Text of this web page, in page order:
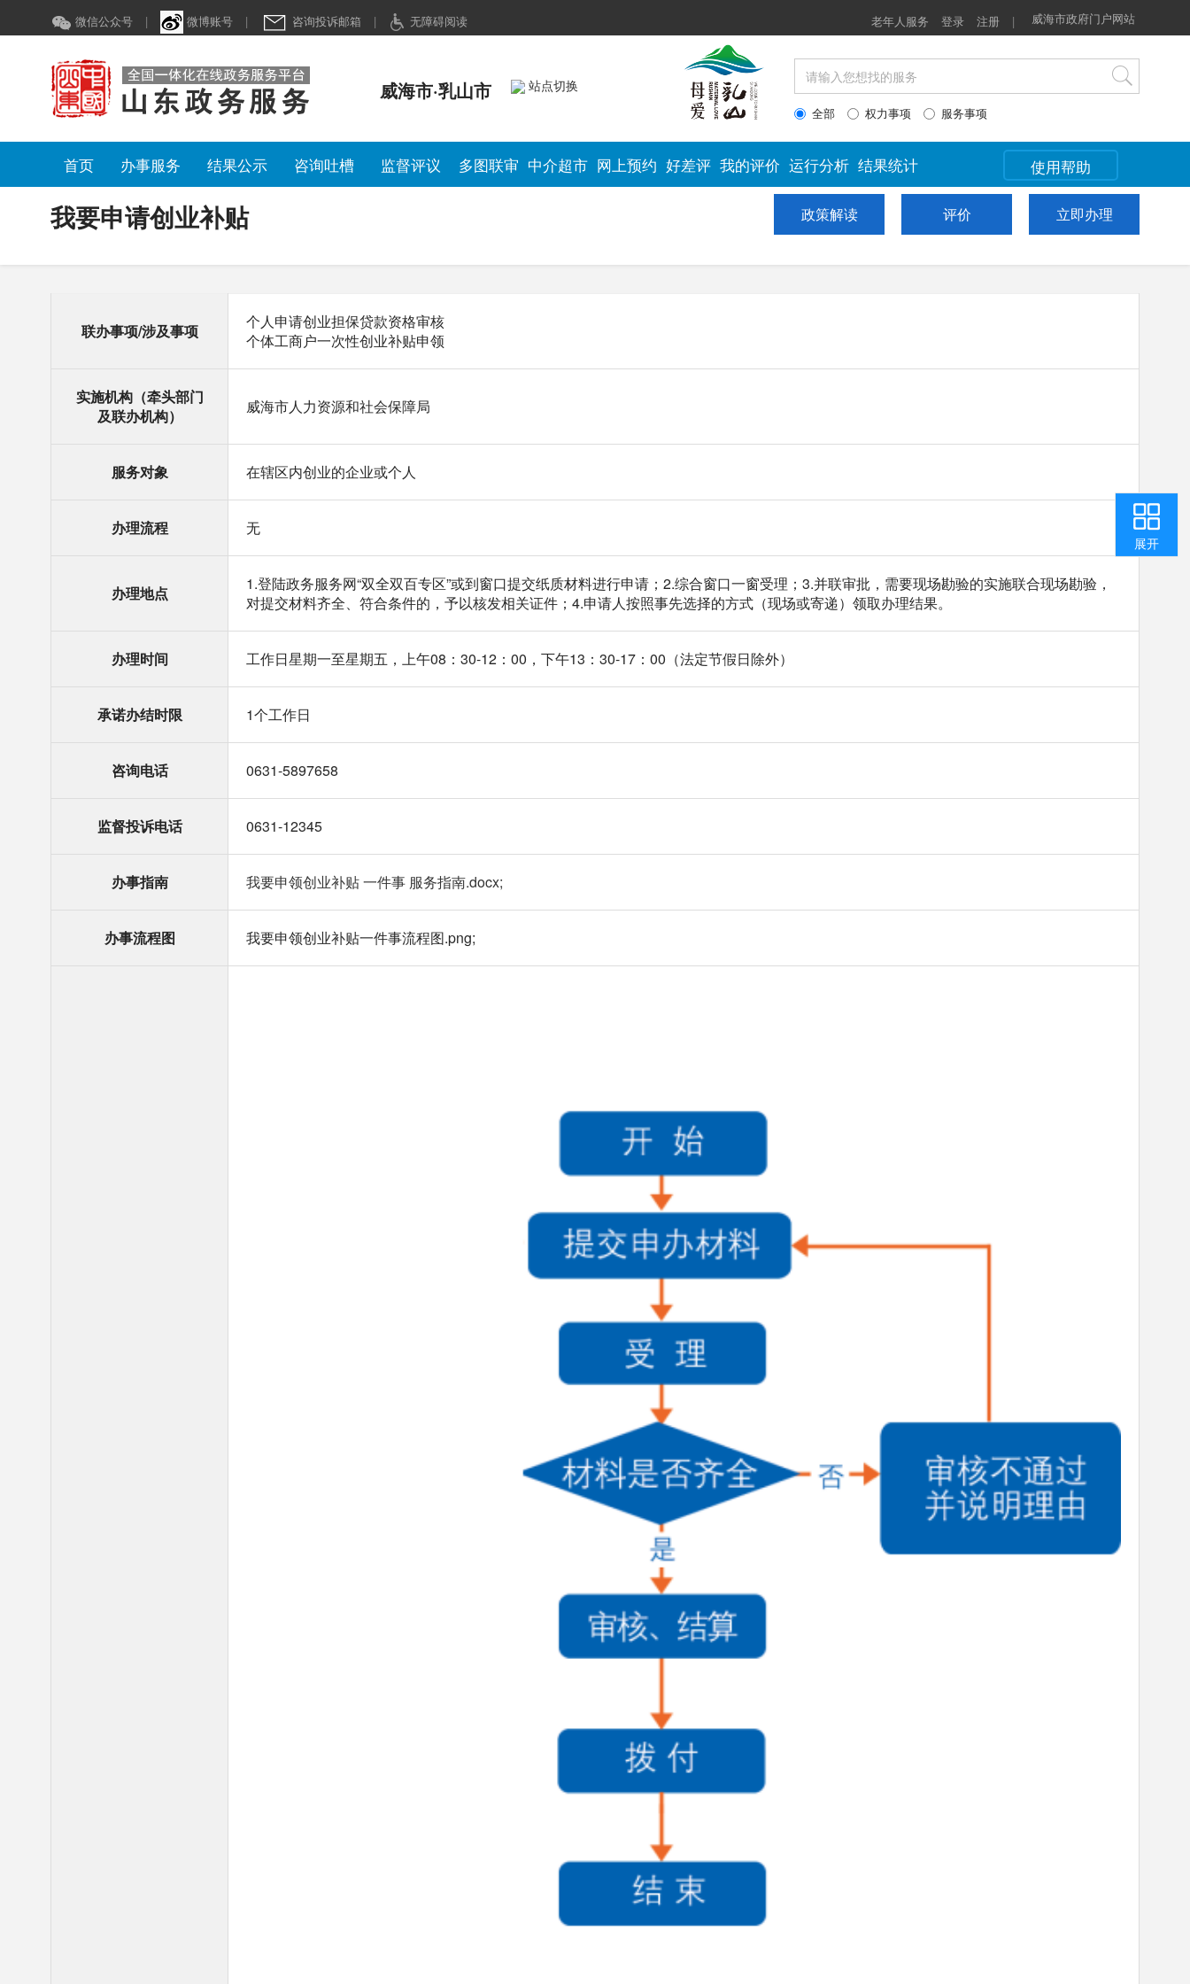
微信公众号 | 微博账号 | 咨询投诉邮箱 | 无障碍阅读 威海市政府门户网站
老年人服务 登录 注册 |
用户中心
咨询投诉
智能问答
我要纠错
返回顶部
收起
展开
威海市·乳山市 站点切换
全部 权力事项 服务事项
首页 办事服务 结果公示 咨询吐槽 监督评议 多图联审 中介超市 网上预约 好差评 我的评价 运行分析 结果统计 使用帮助
评价 立即办理
我要申请创业补贴
我要申请创业补贴 政策解读 评价 立即办理
联办事项/涉及事项
个人申请创业担保贷款资格审核
个体工商户一次性创业补贴申领
实施机构（牵头部门
及联办机构）
威海市人力资源和社会保障局
服务对象 在辖区内创业的企业或个人
办理流程 无
办理地点
1.登陆政务服务网“双全双百专区”或到窗口提交纸质材料进行申请；2.综合窗口一窗受理；3.并联审批，需要现场勘验的实施联合现场勘验，
对提交材料齐全、符合条件的，予以核发相关证件；4.申请人按照事先选择的方式（现场或寄递）领取办理结果。
办理时间 工作日星期一至星期五，上午08：30-12：00，下午13：30-17：00（法定节假日除外）
承诺办结时限 1个工作日
咨询电话 0631-5897658
监督投诉电话 0631-12345
办事指南 我要申领创业补贴 一件事 服务指南.docx;
办事流程图 我要申领创业补贴一件事流程图.png;